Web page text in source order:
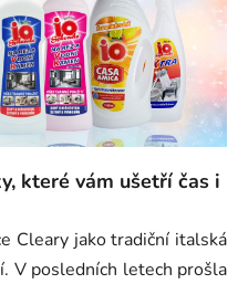
které vám ušetří čas i
Cleary jako tradiční italská
V posledních letech prošla